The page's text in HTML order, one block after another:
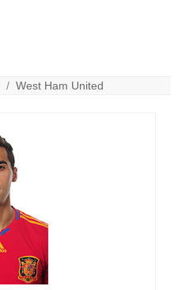
/West Ham United